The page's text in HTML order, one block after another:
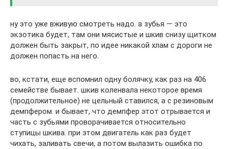
ну это уже вживую смотреть надо. а зубья — это
экзотика будет, там они мясистые и шкив снизу щитком
должен быть закрыт, по идее никакой хлам с дороги не
должен попасть на него.
во, кстати, еще вспомнил одну болячку, как раз на 406
семействе бывает. шкив коленвала некоторое время
(продолжительное) не цельный ставился, а с резиновым
демпфером. и бывает, что демпфер этот отрывается и
часть с зубьями проворачивается относительно
ступицы шкива. при этом двигатель как раз будет
чихать, заливать свечи, а потом вылазить ошибка по